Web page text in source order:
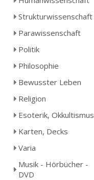
Strukturwissenschaft
Parawissenschaft
Politik
Philosophie
Bewusster Leben
Religion
Esoterik, Okkultismus
Karten, Decks
Varia
Musik - Hörbücher -
DVD